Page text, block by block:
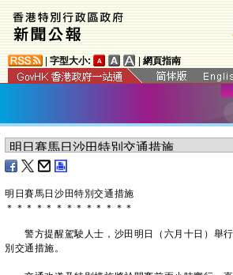
字型大小: 網頁指南
明日賽馬日沙田特別交通措施
＊ ＊ ＊ ＊ ＊ ＊ ＊ ＊ ＊ ＊ ＊ ＊ ＊
警方提醒駕駛人士，沙田明日（六月十日）舉行
別交通措施。